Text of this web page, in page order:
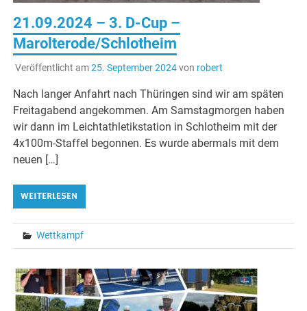
21.09.2024 – 3. D-Cup –
Marolterode/Schlotheim
Veröffentlicht am25. September 2024von robert
Nach langer Anfahrt nach Thüringen sind wir am späten
Freitagabend angekommen. Am Samstagmorgen haben
wir dann im Leichtathletikstation in Schlotheim mit der
4x100m-Staffel begonnen. Es wurde abermals mit dem
neuen […]
WEITERLESEN
Wettkampf